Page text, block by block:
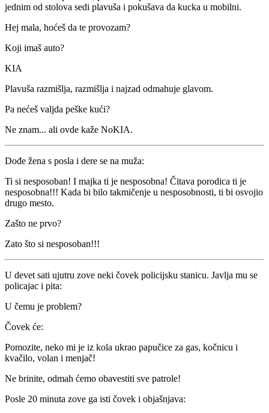
jednim od stolova sedi plavuša i pokušava da kucka u mobilni.
Hej mala, hoćeš da te provozam?
Koji imaš auto?
KIA
Plavuša razmišlja, razmišlja i najzad odmahuje glavom.
Pa nećeš valjda peške kući?
Ne znam... ali ovde kaže NoKIA.
Dođe žena s posla i dere se na muža:
Ti si nesposoban! I majka ti je nesposobna! Čitava porodica ti je
nesposobna!!! Kada bi bilo takmičenje u nesposobnosti, ti bi osvojio
drugo mesto.
Zašto ne prvo?
Zato što si nesposoban!!!
U devet sati ujutru zove neki čovek policijsku stanicu. Javlja mu se
policajac i pita:
U čemu je problem?
Čovek će:
Pomozite, neko mi je iz kola ukrao papučice za gas, kočnicu i
kvačilo, volan i menjač!
Ne brinite, odmah ćemo obavestiti sve patrole!
Posle 20 minuta zove ga isti čovek i objašnjava: